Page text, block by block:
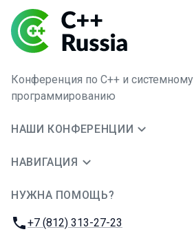
Конференция по C++ и системному
программированию
НАШИ КОНФЕРЕНЦИИ
НАВИГАЦИЯ
НУЖНА ПОМОЩЬ?
Телефон:
+7 (812) 313-27-23